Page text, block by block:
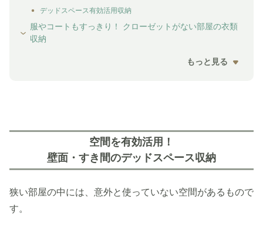
デッドスペース有効活用収納
服やコートもすっきり！ クローゼットがない部屋の衣類
収納
もっと見る
空間を有効活用！
壁面・すき間のデッドスペース収納
狭い部屋の中には、意外と使っていない空間があるもので
す。